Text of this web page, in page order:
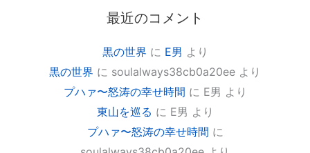
最近のコメント
黒の世界 に E男 より
黒の世界 に soulalways38cb0a20ee より
プハァ〜怒涛の幸せ時間 に E男 より
東山を巡る に E男 より
プハァ〜怒涛の幸せ時間 に